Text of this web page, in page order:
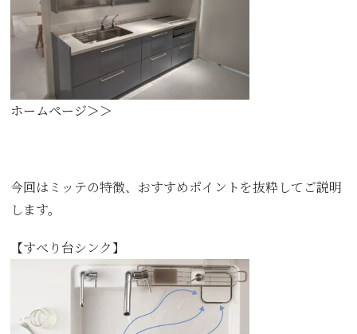
ホームページ＞＞
今回はミッテの特徴、おすすめポイントを抜粋してご説明
します。
【すべり台シンク】